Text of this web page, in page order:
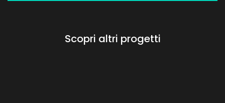
Scopri altri progetti